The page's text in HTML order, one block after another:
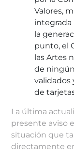
Valores,
integrada
la
punto, el
las Artes
de
validados
de
La última
presente aviso
situación que
directamente